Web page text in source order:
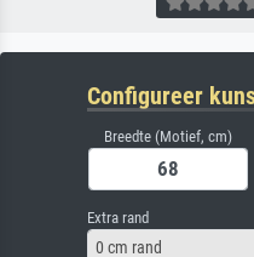
Configureer
Breedte (Motief, cm)
Extra rand
0 cm rand